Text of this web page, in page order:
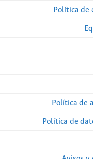
Política
Política de
Política de